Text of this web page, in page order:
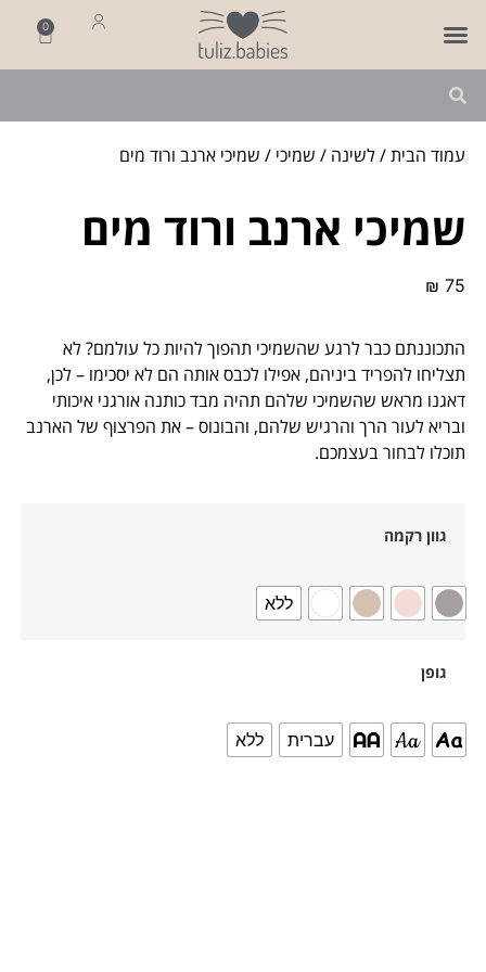
0
עמוד הבית/לשינה / שמיכי / שמיכי ארנב ורוד מים
שמיכי ארנב ורוד מים
₪ 75
התכוננתם כבר לרגע שהשמיכי תהפוך להיות כל עולמם? לא
תצליחו להפריד ביניהם, אפילו לכבס אותה הם לא יסכימו – לכן,
דאגנו מראש שהשמיכי שלהם תהיה מבד כותנה אורגני איכותי
ובריא לעור הרך והרגיש שלהם, והבונוס – את הפרצוף של הארנב
תוכלו לבחור בעצמכם.
גוון רקמה
ללא
גופן
עברית ללא